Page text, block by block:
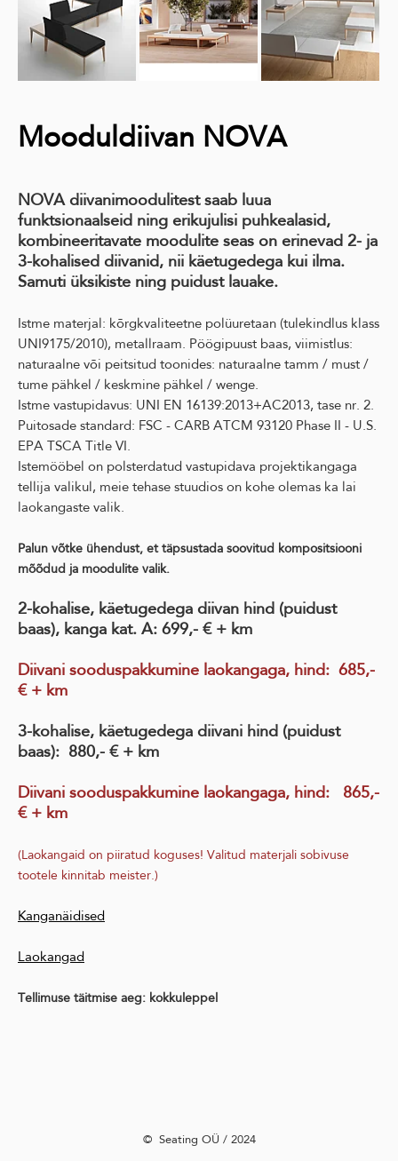
Mooduldiivan NOVA
NOVA diivanimoodulitest saab luua
funktsionaalseid ning erikujulisi puhkealasid,
kombineeritavate moodulite seas on erinevad 2- ja
3-kohalised diivanid, nii käetugedega kui ilma.
Samuti üksikiste ning puidust lauake.
Istme materjal: kõrgkvaliteetne polüuretaan (tulekindlus klass
UNI9175/2010), metallraam. Pöögipuust baas, viimistlus:
naturaalne või peitsitud toonides: naturaalne tamm / must /
tume pähkel / keskmine pähkel / wenge.
Istme vastupidavus: UNI EN 16139:2013+AC2013, tase nr. 2.
Puitosade standard: FSC - CARB ATCM 93120 Phase II - U.S.
EPA TSCA Title VI.
Istemööbel on polsterdatud vastupidava projektikangaga
tellija valikul, meie tehase stuudios on kohe olemas ka lai
laokangaste valik.
Palun võtke ühendust, et täpsustada soovitud kompositsiooni
mõõdud ja moodulite valik.
2-kohalise, käetugedega diivan hind (puidust
baas), kanga kat. A: 699,- € + km
Diivani sooduspakkumine laokangaga, hind: 685,-
€ + km
3-kohalise, käetugedega diivani hind (puidust
baas): 880,- € + km
Diivani sooduspakkumine laokangaga, hind: 865,-
€ + km
(Laokangaid on piiratud koguses! Valitud materjali sobivuse
tootele kinnitab meister.)
Kanganäidised
Laokangad
Tellimuse täitmise aeg: kokkuleppel
©️ Seating OÜ / 2024